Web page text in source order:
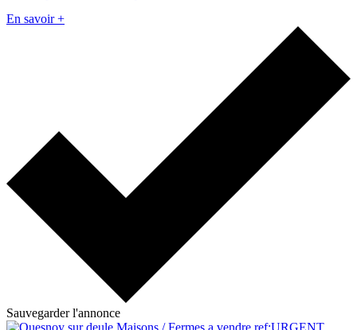
En savoir +
Sauvegarder l'annonce